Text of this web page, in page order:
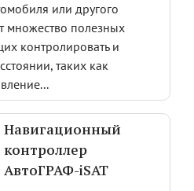
или другого
множество полезных
контролировать и
таких как
Навигационный
контроллер
АвтоГРАФ-iSAT